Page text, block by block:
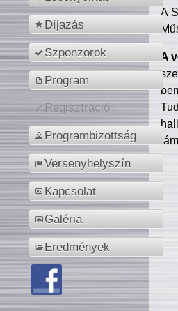
Díjazás
Szponzorok
Program
Regisztráció
Programbizottság
Versenyhelyszín
Kapcsolat
Galéria
Eredmények
A
A